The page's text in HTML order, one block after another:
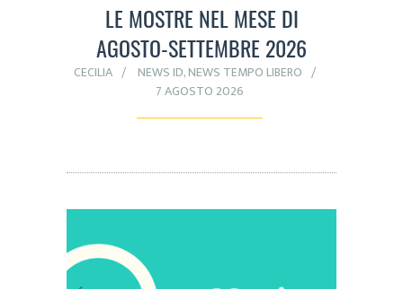
LE MOSTRE NEL MESE DI
AGOSTO-SETTEMBRE 2026
CECILIA NEWS ID,NEWS TEMPO LIBERO
7 AGOSTO 2026